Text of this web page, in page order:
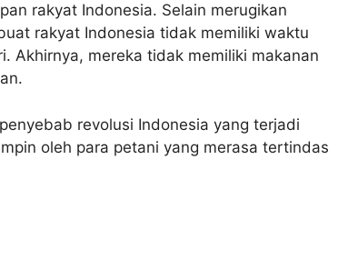
rakyat Indonesia. Selain merugikan
rakyat Indonesia tidak memiliki waktu
Akhirnya, mereka tidak memiliki makanan
revolusi Indonesia yang terjadi
oleh para petani yang merasa tertindas